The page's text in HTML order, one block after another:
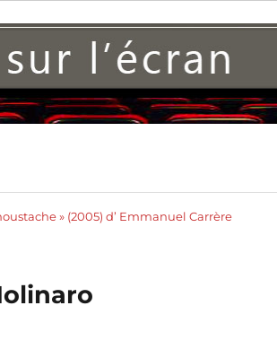
» (2005) d’ Emmanuel Carrère